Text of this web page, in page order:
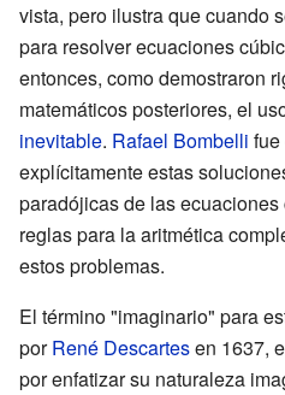
vista, pero ilustra que cuando
para resolver ecuaciones
entonces, como demostraron
matemáticos posteriores, el
inevitable. Rafael Bombelli
explícitamente estas
paradójicas de las
reglas para la aritmética
estos problemas.
El término "imaginario" para
porRené Descartesen 1637,
por enfatizar su naturaleza